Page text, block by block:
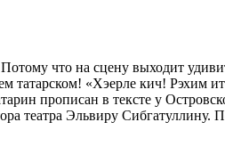
что на сцену выходит
татарском! «Хэерле кич! Рэхим
прописан в тексте у
театра Эльвиру